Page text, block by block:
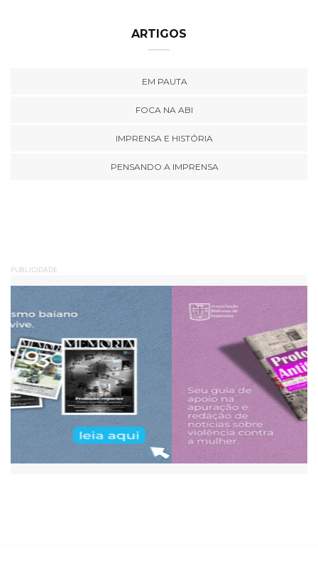
ARTIGOS
EM PAUTA
FOCA NA ABI
IMPRENSA E HISTÓRIA
PENSANDO A IMPRENSA
PUBLICIDADE